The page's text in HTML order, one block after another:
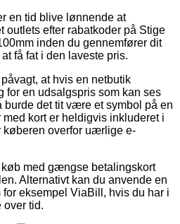
en tid blive lønnende at
outlets efter rabatkoder på Stige
inden du gennemfører dit
få fat i den laveste pris.
at hvis en netbutik
for en udsalgspris som kan ses
det tit være et symbol på en
kort er heldigvis inkluderet i
overfor uærlige e-
med gængse betalingskort
Alternativt kan du anvende en
eksempel ViaBill, hvis du har i
over tid.